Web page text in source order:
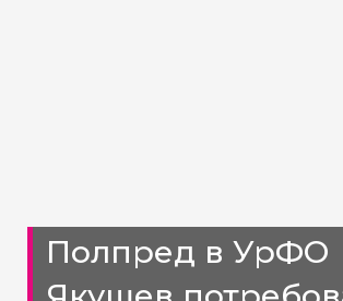
Полпред в УрФО